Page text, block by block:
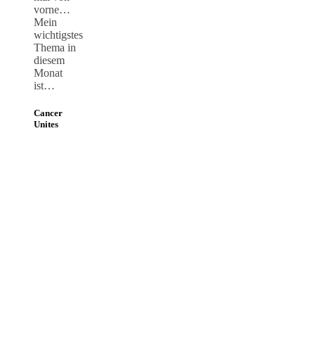
vorne…
Mein
wichtigstes
Thema in
diesem
Monat
ist…
Cancer
Unites